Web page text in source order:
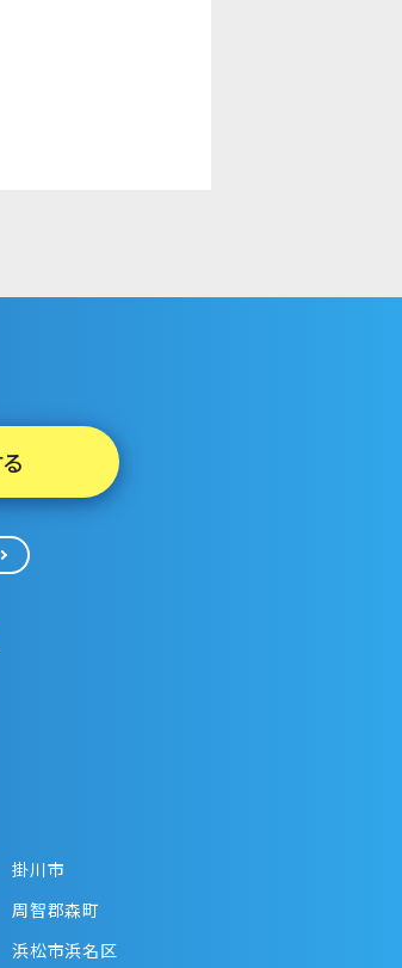
掛川市
周智郡森町
浜松市浜名区